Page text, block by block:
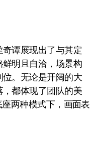
谭展现出了与其定
明且自洽，场景构
。无论是开阔的大
都体现了团队的美
两种模式下，画面表